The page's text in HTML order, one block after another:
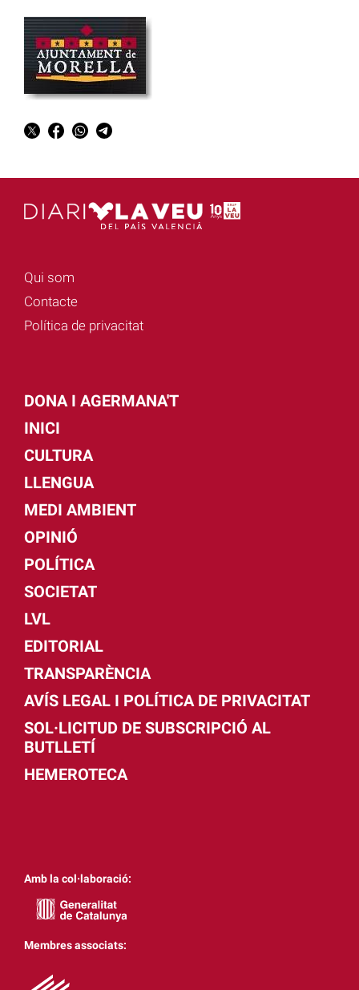
Qui som
Contacte
Política de privacitat
DONA I AGERMANA'T
INICI
CULTURA
LLENGUA
MEDI AMBIENT
OPINIÓ
POLÍTICA
SOCIETAT
LVL
EDITORIAL
TRANSPARÈNCIA
AVÍS LEGAL I POLÍTICA DE PRIVACITAT
SOL·LICITUD DE SUBSCRIPCIÓ AL
BUTLLETÍ
HEMEROTECA
Amb la col·laboració:
Membres associats: